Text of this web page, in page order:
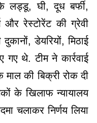
लड्डू, घी, दूध बर्फी,
और रेस्टोरेंट की ग्रेवी
डेयरियों, मिठाई
थे. टीम ने कार्रवाई
की बिक्री रोक दी
के खिलाफ न्यायालय
चलाकर निर्णय लिया